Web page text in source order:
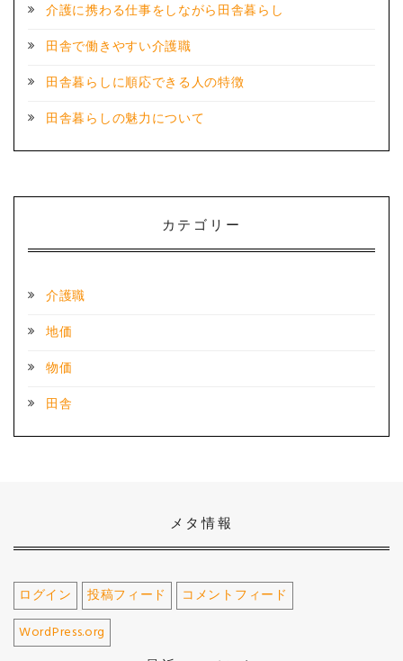
介護に携わる仕事をしながら田舎暮らし
田舎で働きやすい介護職
田舎暮らしに順応できる人の特徴
田舎暮らしの魅力について
カテゴリー
介護職
地価
物価
田舎
メタ情報
ログイン 投稿フィード
コメントフィード
WordPress.org